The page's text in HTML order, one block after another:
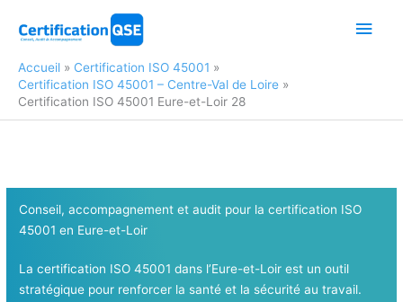
Accueil
Certification ISO 45001
Certification ISO 45001 – Centre-Val de Loire
Certification ISO 45001 Eure-et-Loir 28
Conseil, accompagnement et audit pour la certification ISO
45001 en Eure-et-Loir
La certification ISO 45001 dans l’Eure-et-Loir est un outil
stratégique pour renforcer la santé et la sécurité au travail.